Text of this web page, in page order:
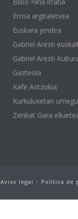
Erroa argitaletxea
Euskara jendea
Gabriel Aresti
Gabriel Aresti
Gazteola
Kafe Antzokia
Kurkuluxetan
Zenbat Gara
Aviso legal | Política de